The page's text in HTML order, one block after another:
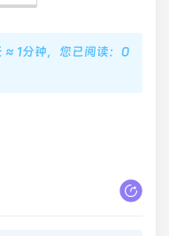
≈ 1分钟，您已阅读：0